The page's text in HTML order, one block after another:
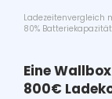
Ladezeitenvergleich
80% Batteriekapazität
Eine
800€